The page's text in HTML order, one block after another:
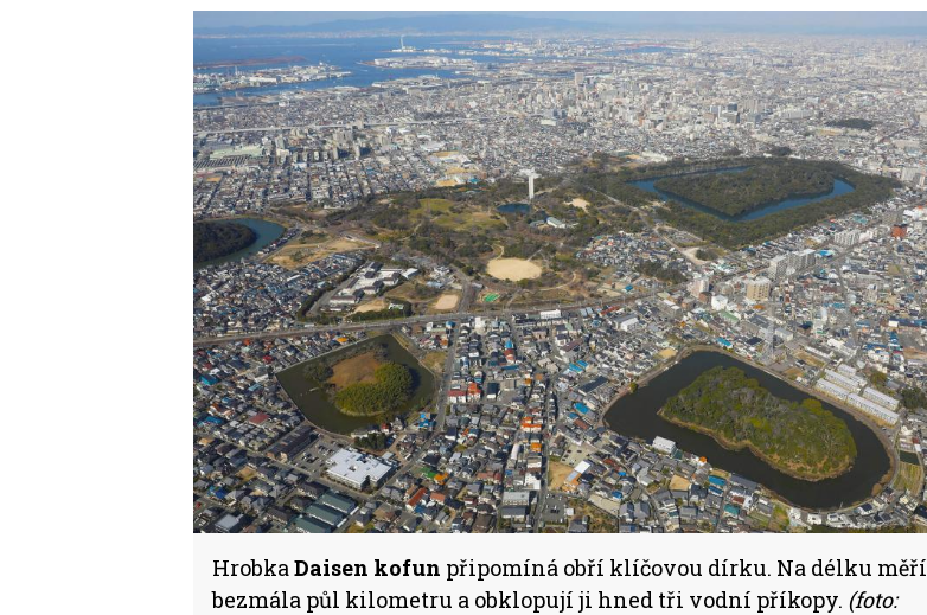
HrobkaDaisen kofun připomíná obří klíčovou dírku. Na délku měří
bezmála půl kilometru a obklopují ji hned tři vodní příkopy. (foto: